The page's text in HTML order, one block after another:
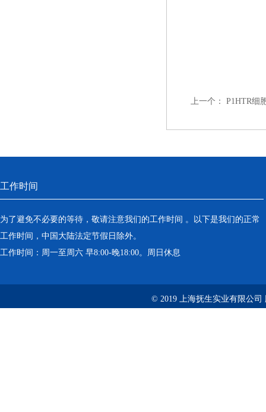
上一个： P1HTR细
工作时间
为了避免不必要的等待，敬请注意我们的工作时间 。以下是我们的正常
工作时间，中国大陆法定节假日除外。
工作时间：周一至周六 早8:00-晚18:00。周日休息
© 2019 上海抚生实业有限公司